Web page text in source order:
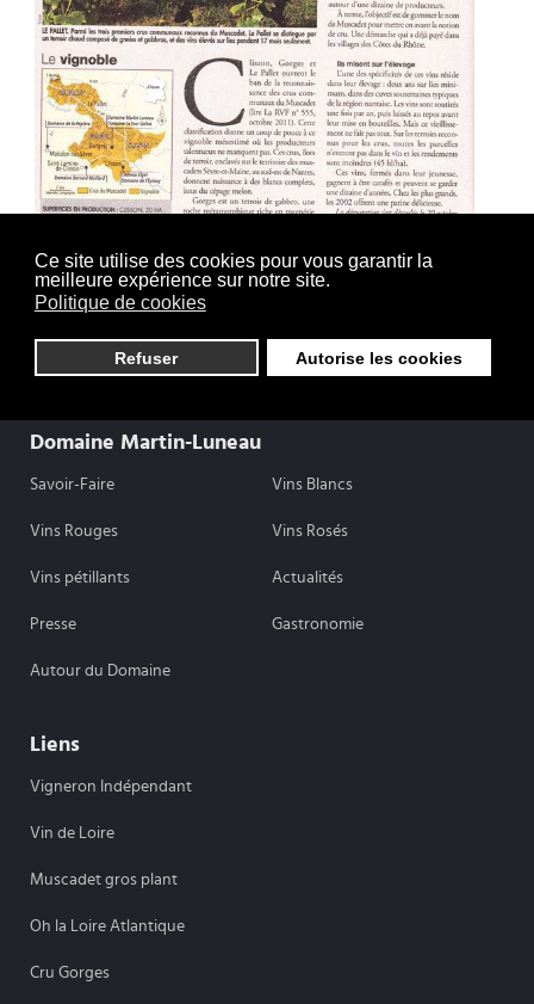
Ce site utilise des cookies pour vous garantir la
meilleure expérience sur notre site.
Politique de cookies
Refuser Autorise les cookies
Domaine Martin-Luneau
Savoir-Faire Vins Blancs
Vins Rouges Vins Rosés
Vins pétillants Actualités
Presse Gastronomie
Autour du Domaine
Liens
Vigneron Indépendant
Vin de Loire
Muscadet gros plant
Oh la Loire Atlantique
Cru Gorges